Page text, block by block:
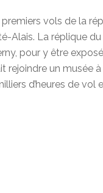
vols de la
Alais. La réplique
pour y être
rejoindre un musée à
d’heures de vol